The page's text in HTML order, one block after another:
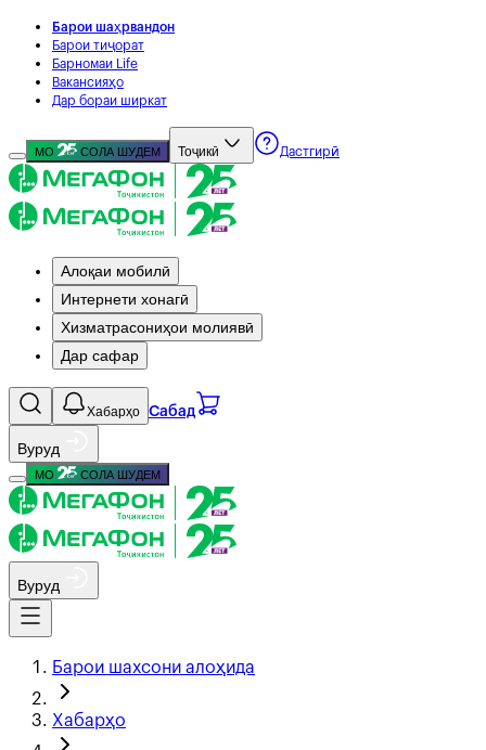
Барои шаҳрвандон
Барои тиҷорат
Барномаи Life
Вакансияҳо
Дар бораи ширкат
МО СОЛА ШУДЕМ Тоҷикӣ Дастгирӣ
Алоқаи мобилӣ
Интернети хонагӣ
Хизматрасониҳои молиявӣ
Дар сафар
Хабарҳо Сабад
Вуруд
МО СОЛА ШУДЕМ
Вуруд
Барои шахсони алоҳида
Хабарҳо